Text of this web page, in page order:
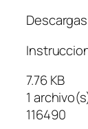
7.76 KB
1
116490